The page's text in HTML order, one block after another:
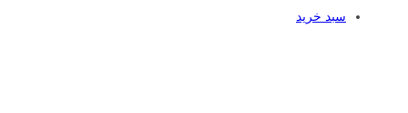
سبد خرید